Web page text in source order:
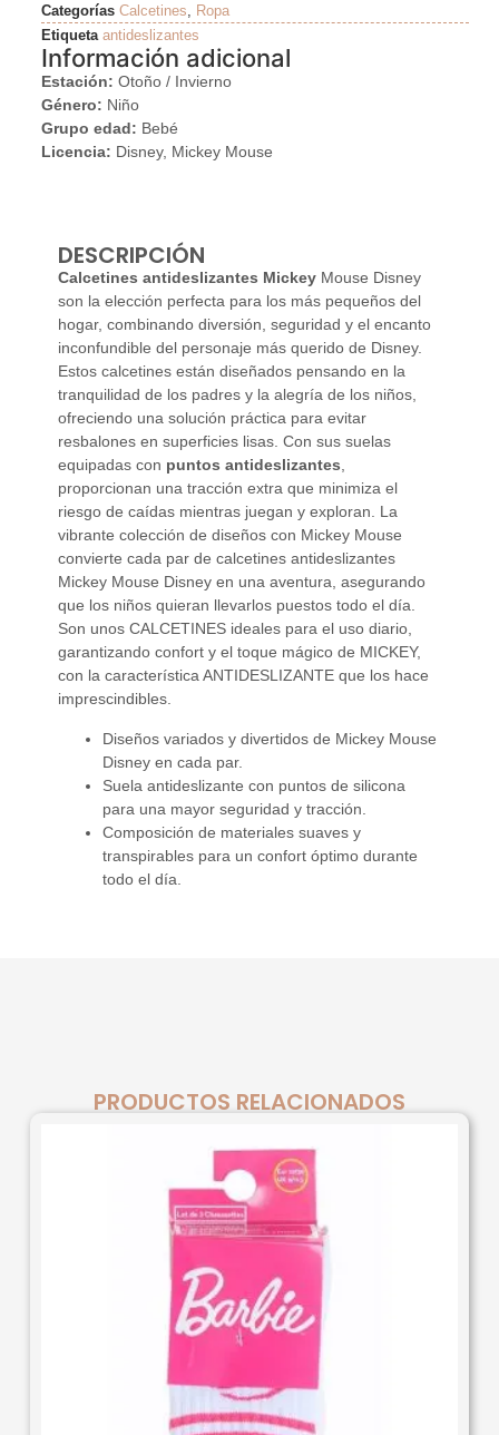
Categorías Calcetines
Ropa
Etiqueta antideslizantes
Información adicional
Estación: Otoño / Invierno
Género: Niño
Grupo edad: Bebé
Licencia: Disney, Mickey Mouse
DESCRIPCIÓN
Calcetines antideslizantes MickeyMouse Disney
son la elección perfecta para los más pequeños del
hogar, combinando diversión, seguridad y el encanto
inconfundible del personaje más querido de Disney.
Estos calcetines están diseñados pensando en la
tranquilidad de los padres y la alegría de los niños,
ofreciendo una solución práctica para evitar
resbalones en superficies lisas. Con sus suelas
equipadas con puntos antideslizantes,
proporcionan una tracción extra que minimiza el
riesgo de caídas mientras juegan y exploran. La
vibrante colección de diseños con Mickey Mouse
convierte cada par de calcetines antideslizantes
Mickey Mouse Disney en una aventura, asegurando
que los niños quieran llevarlos puestos todo el día.
Son unos CALCETINES ideales para el uso diario,
garantizando confort y el toque mágico de MICKEY,
con la característica ANTIDESLIZANTE que los hace
imprescindibles.
Diseños variados y divertidos de Mickey Mouse
Disney en cada par.
Suela antideslizante con puntos de silicona
para una mayor seguridad y tracción.
Composición de materiales suaves y
transpirables para un confort óptimo durante
todo el día.
PRODUCTOS RELACIONADOS